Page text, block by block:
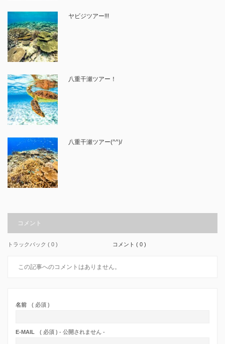
ヤビジツアー!!!
八重干瀬ツアー！
八重干瀬ツアー(^^)/
コメント
トラックバック ( 0 ) コメント ( 0 )
この記事へのコメントはありません。
名前 ( 必須 )
E-MAIL ( 必須 ) - 公開されません -